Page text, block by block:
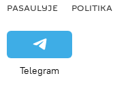
PASAULYJE POLITIKA
Telegram